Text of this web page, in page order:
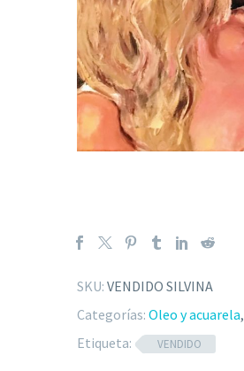
SKU: VENDIDO SILVINA
Categorías: Oleo y acuarela,
Etiqueta:
VENDIDO